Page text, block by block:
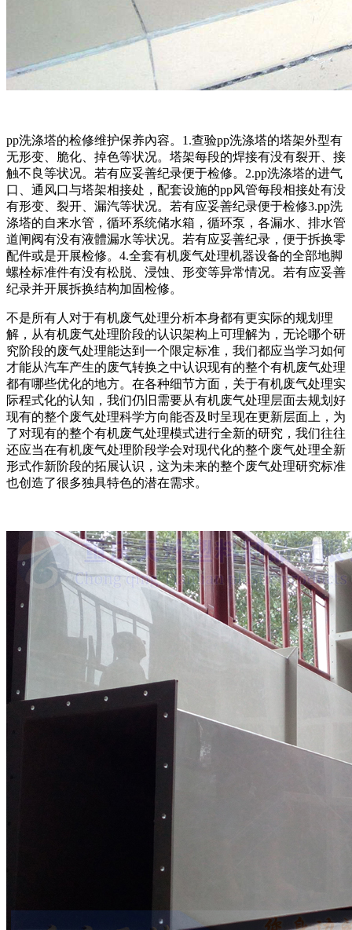
pp洗涤塔的检修维护保养內容。1.查验pp洗涤塔的塔架外型有
无形变、脆化、掉色等状况。塔架每段的焊接有没有裂开、接
触不良等状况。若有应妥善纪录便于检修。2.pp洗涤塔的进气
口、通风口与塔架相接处，配套设施的pp风管每段相接处有没
有形变、裂开、漏汽等状况。若有应妥善纪录便于检修3.pp洗
涤塔的自来水管，循环系统储水箱，循环泵，各漏水、排水管
道闸阀有没有液體漏水等状况。若有应妥善纪录，便于拆换零
配件或是开展检修。4.全套有机废气处理机器设备的全部地脚
螺栓标准件有没有松脱、浸蚀、形变等异常情况。若有应妥善
纪录并开展拆换结构加固检修。
不是所有人对于有机废气处理分析本身都有更实际的规划理
解，从有机废气处理阶段的认识架构上可理解为，无论哪个研
究阶段的废气处理能达到一个限定标准，我们都应当学习如何
才能从汽车产生的废气转换之中认识现有的整个有机废气处理
都有哪些优化的地方。在各种细节方面，关于有机废气处理实
际程式化的认知，我们仍旧需要从有机废气处理层面去规划好
现有的整个废气处理科学方向能否及时呈现在更新层面上，为
了对现有的整个有机废气处理模式进行全新的研究，我们往往
还应当在有机废气处理阶段学会对现代化的整个废气处理全新
形式作新阶段的拓展认识，这为未来的整个废气处理研究标准
也创造了很多独具特色的潜在需求。